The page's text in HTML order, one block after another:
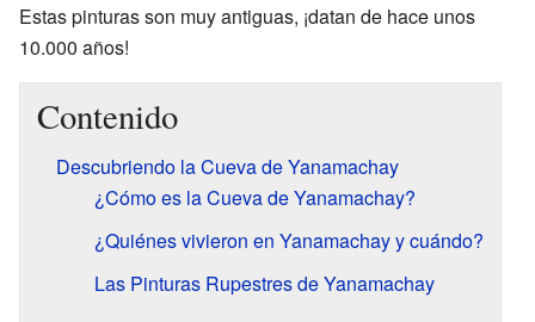
Estas pinturas son muy antiguas, ¡datan de hace unos
10.000 años!
Contenido
Descubriendo la Cueva de Yanamachay
¿Cómo es la Cueva de Yanamachay?
¿Quiénes vivieron en Yanamachay y cuándo?
Las Pinturas Rupestres de Yanamachay